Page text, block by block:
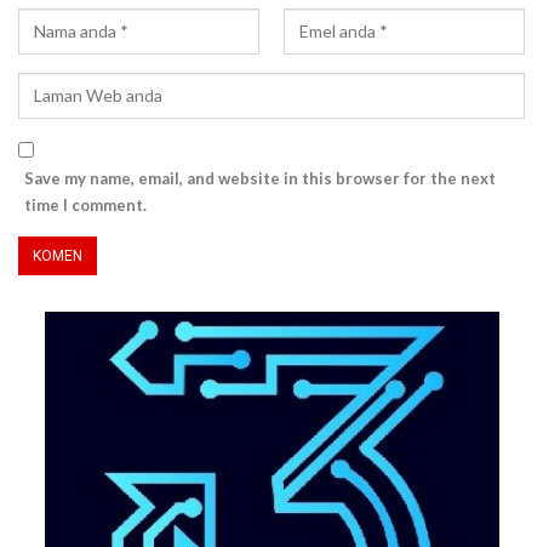
Save my name, email, and website in this browser for the next
time I comment.